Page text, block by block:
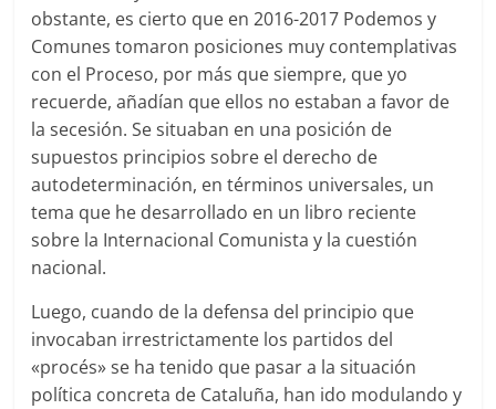
obstante, es cierto que en 2016-2017 Podemos y
Comunes tomaron posiciones muy contemplativas
con el Proceso, por más que siempre, que yo
recuerde, añadían que ellos no estaban a favor de
la secesión. Se situaban en una posición de
supuestos principios sobre el derecho de
autodeterminación, en términos universales, un
tema que he desarrollado en un libro reciente
sobre la Internacional Comunista y la cuestión
nacional.
Luego, cuando de la defensa del principio que
invocaban irrestrictamente los partidos del
«procés» se ha tenido que pasar a la situación
política concreta de Cataluña, han ido modulando y